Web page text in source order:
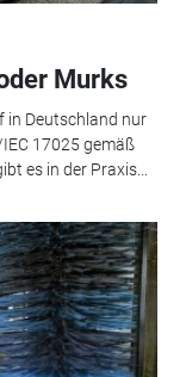
Murks
in Deutschland nur
17025 gemäß
es in der Praxis...